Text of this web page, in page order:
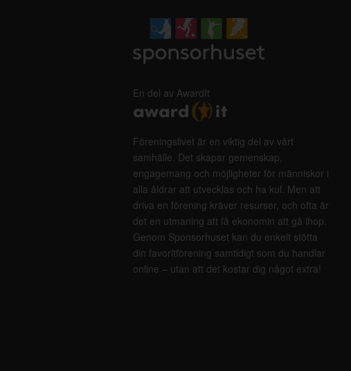
En del av AwardIt
Föreningslivet är en viktig del av vårt
samhälle. Det skapar gemenskap,
engagemang och möjligheter för människor i
alla åldrar att utvecklas och ha kul. Men att
driva en förening kräver resurser, och ofta är
det en utmaning att få ekonomin att gå ihop.
Genom Sponsorhuset kan du enkelt stötta
din favoritförening samtidigt som du handlar
online – utan att det kostar dig något extra!